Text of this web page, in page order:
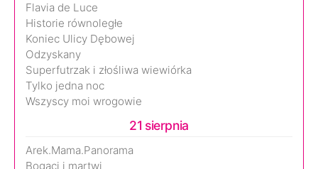
Flavia de Luce
Historie równoległe
Koniec Ulicy Dębowej
Odzyskany
Superfutrzak i złośliwa wiewiórka
Tylko jedna noc
Wszyscy moi wrogowie
21 sierpnia
Arek.Mama.Panorama
Bogaci i martwi